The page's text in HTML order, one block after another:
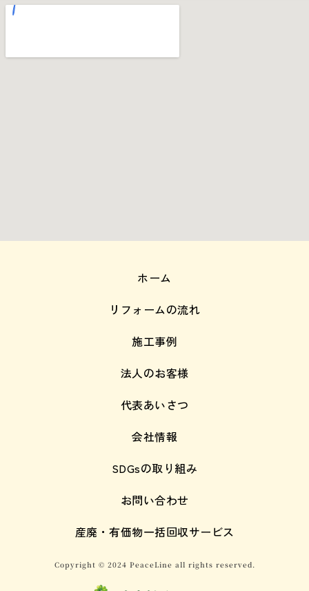
ホーム
リフォームの流れ
施工事例
法人のお客様
代表あいさつ
会社情報
SDGsの取り組み
お問い合わせ
産廃・有価物一括回収サービス
Copyright © 2024 PeaceLine all rights reserved.